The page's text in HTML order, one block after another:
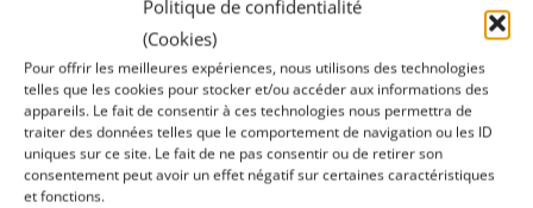
Politique de confidentialité
(Cookies)
Pour offrir les meilleures expériences, nous utilisons des technologies
telles que les cookies pour stocker et/ou accéder aux informations des
appareils. Le fait de consentir à ces technologies nous permettra de
traiter des données telles que le comportement de navigation ou les ID
uniques sur ce site. Le fait de ne pas consentir ou de retirer son
consentement peut avoir un effet négatif sur certaines caractéristiques
et fonctions.
Agenda des cours de
couture
By Ronald | dimanche 12 octobre 2025 | Actualité
Cours
cours de couture adultes